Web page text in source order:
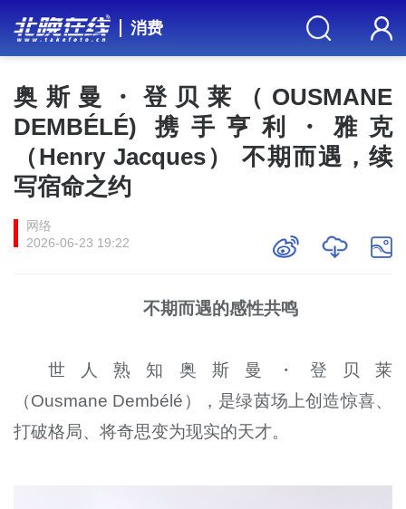
消费
奥斯曼・登贝莱（OUSMANE
DEMBÉLÉ) 携手亨利・雅克
（Henry Jacques） 不期而遇，续
写宿命之约
网络
2026-06-23 19:22
不期而遇的感性共鸣
世人熟知奥斯曼・登贝莱
（Ousmane Dembélé），是绿茵场上创造惊喜、
打破格局、将奇思变为现实的天才。